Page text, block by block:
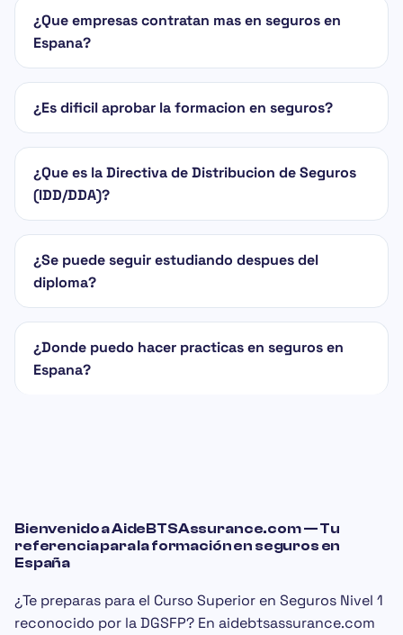
¿Que empresas contratan mas en seguros en
Espana?
¿Es dificil aprobar la formacion en seguros?
¿Que es la Directiva de Distribucion de Seguros
(IDD/DDA)?
¿Se puede seguir estudiando despues del
diploma?
¿Donde puedo hacer practicas en seguros en
Espana?
Bienvenido a AideBTSAssurance.com — Tu
referencia para la formación en seguros en
España
¿Te preparas para el Curso Superior en Seguros Nivel 1
reconocido por laDGSFP? En aidebtsassurance.com